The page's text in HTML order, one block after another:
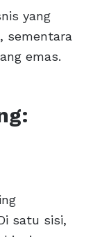
yang
sementara
emas.
satu sisi,